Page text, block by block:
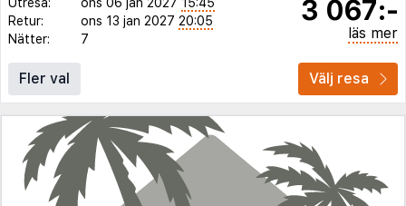
Retur:
ons 13 jan 2027 20:05
Nätter:
7
3 067:-
läs mer
Fler val Välj resa